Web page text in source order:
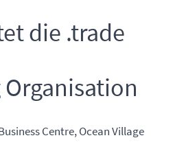
die .trade
Centre, Ocean Village